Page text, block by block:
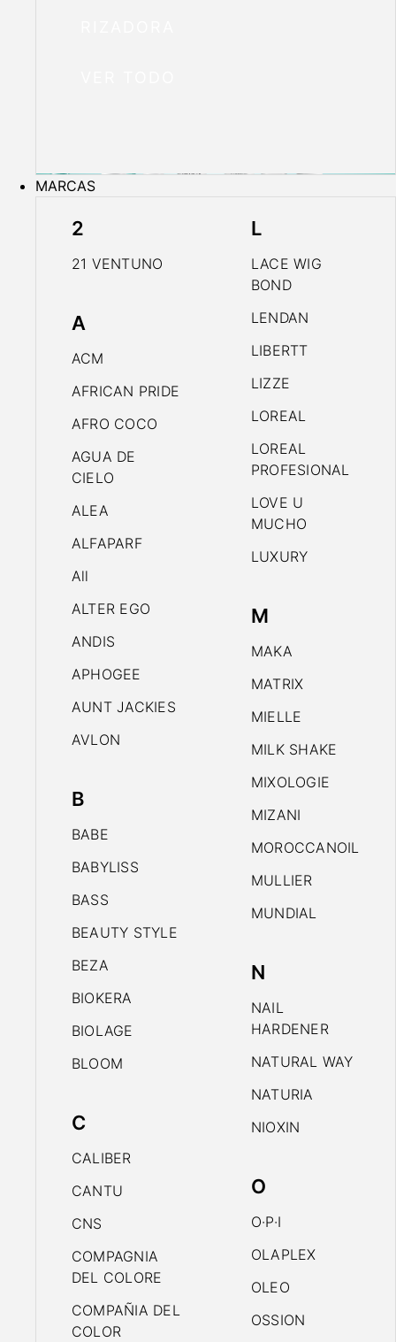
MARCAS
2
21 VENTUNO
A
ACM
AFRICAN PRIDE
AFRO COCO
AGUA DE
CIELO
ALEA
ALFAPARF
All
ALTER EGO
ANDIS
APHOGEE
AUNT JACKIES
AVLON
B
BABE
BABYLISS
BASS
BEAUTY STYLE
BEZA
BIOKERA
BIOLAGE
BLOOM
C
CALIBER
CANTU
CNS
COMPAGNIA
DEL COLORE
COMPAÑIA DEL
COLOR
L
LACE WIG
BOND
LENDAN
LIBERTT
LIZZE
LOREAL
LOREAL
PROFESIONAL
LOVE U
MUCHO
LUXURY
M
MAKA
MATRIX
MIELLE
MILK SHAKE
MIXOLOGIE
MIZANI
MOROCCANOIL
MULLIER
MUNDIAL
N
NAIL
HARDENER
NATURAL WAY
NATURIA
NIOXIN
O
O·P·I
OLAPLEX
OLEO
OSSION